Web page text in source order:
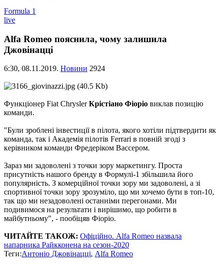
Formula 1
live
Alfa Romeo пояснила, чому залишила
Джовінацці
6:30, 08.11.2019. Новини 2924
Функціонер Fiat ChryslerКрістіано Фіоріо виклав позицію
команди.
"Були зроблені інвестиції в пілота, якого хотіли підтвердити як
команда, так і Академія пілотів Ferrari в повній згоді з
керівником команди Фредеріком Вассером.
Зараз ми задоволені з точки зору маркетингу. Проста
присутність нашого бренду в Формулі-1 збільшила його
популярність. З комерційної точки зору ми задоволені, а зі
спортивної точки зору зрозуміло, що ми хочемо бути в топ-10,
так що ми незадоволені останніми перегонами. Ми
подивимося на результати і вирішимо, що робити в
майбутньому", - пообіцяв Фіоріо.
ЧИТАЙТЕ ТАКОЖ: Офіційно. Alfa Romeo назвала
напарника Райкконена на сезон-2020
Теги:Антоніо Джовінацці, Alfa Romeo